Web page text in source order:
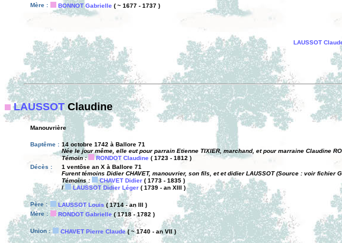
Mère :
BONNOT Gabrielle ( ~ 1677 - 1737 )
LAUSSOT
LAUSSOTClaudine
Manouvrière
Baptême : 14 octobre 1742 à Ballore 71
Née le jour même, elle eut pour parrain Etienne TIXIER, marchand, et pour marraine Claudine
Témoin :
RONDOT Claudine ( 1723 - 1812 )
Décès :
1 ventôse an X à Ballore 71
Furent témoins Didier CHAVET, manouvrier, son fils, et et didier LAUSSOT (Source : voir fichier
Témoins :
CHAVET Didier ( 1773 - 1835 )
/
LAUSSOT Didier Léger ( 1739 - an XIII )
Père : LAUSSOT Louis ( 1714 - an III )
Mère :
RONDOT Gabrielle( 1718 - 1782 )
Union : CHAVET Pierre Claude( ~ 1740 - an VII )